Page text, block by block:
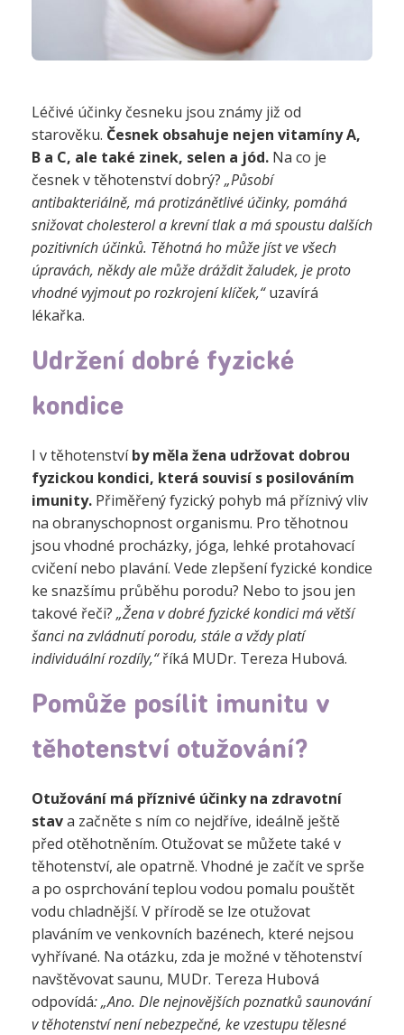
Léčivé účinky česneku jsou známy již od
starověku. Česnek obsahuje nejen vitamíny A,
B a C, ale také zinek, selen a jód. Na co je
česnek v těhotenství dobrý? „Působí
antibakteriálně, má protizánětlivé účinky, pomáhá
snižovat cholesterol a krevní tlak a má spoustu dalších
pozitivních účinků. Těhotná ho může jíst ve všech
úpravách, někdy ale může dráždit žaludek, je proto
vhodné vyjmout po rozkrojení klíček,“uzavírá
lékařka.
Udržení dobré fyzické
kondice
I v těhotenstvíby měla žena udržovat dobrou
fyzickou kondici, která souvisí s posilováním
imunity. Přiměřený fyzický pohyb má příznivý vliv
na obranyschopnost organismu. Pro těhotnou
jsou vhodné procházky, jóga, lehké protahovací
cvičení nebo plavání. Vede zlepšení fyzické kondice
ke snazšímu průběhu porodu? Nebo to jsou jen
takové řeči? „Žena v dobré fyzické kondici má větší
šanci na zvládnutí porodu, stále a vždy platí
individuální rozdíly,“říká MUDr. Tereza Hubová.
Pomůže posílit imunitu v
těhotenství otužování?
Otužování má příznivé účinky na zdravotní
stava začněte s ním co nejdříve, ideálně ještě
před otěhotněním. Otužovat se můžete také v
těhotenství, ale opatrně. Vhodné je začít ve sprše
a po osprchování teplou vodou pomalu pouštět
vodu chladnější. V přírodě se lze otužovat
plaváním ve venkovních bazénech, které nejsou
vyhřívané. Na otázku, zda je možné v těhotenství
navštěvovat saunu, MUDr. Tereza Hubová
odpovídá:„Ano. Dle nejnovějších poznatků saunování
v těhotenství není nebezpečné, ke vzestupu tělesné